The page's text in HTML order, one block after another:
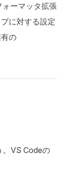
ーマッタ拡張
に対する設定
の
。VS Codeの